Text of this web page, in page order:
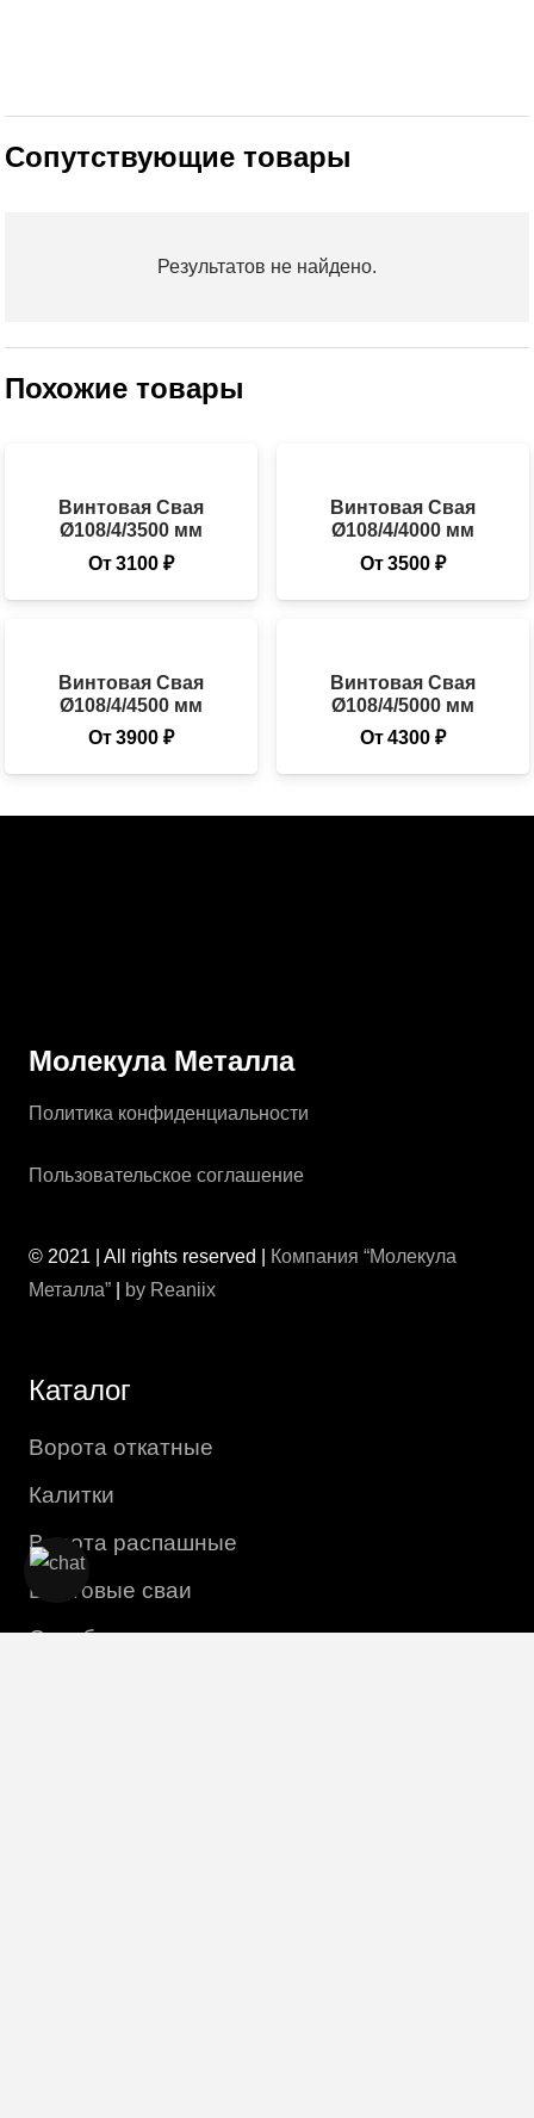
Сопутствующие товары
Результатов не найдено.
Похожие товары
Винтовая Свая
Ø108/4/3500 мм
От3100₽
Винтовая Свая
Ø108/4/4000 мм
От3500 ₽
Винтовая Свая
Ø108/4/4500 мм
От3900₽
Винтовая Свая
Ø108/4/5000 мм
От4300 ₽
Молекула Металла
Политика конфиденциальности
Пользовательское соглашение
© 2021 | All rights reserved |
Компания “Молекула
Металла”
by Reaniix
Каталог
Ворота откатные
Калитки
Ворота распашные
Винтовые сваи
Столбы